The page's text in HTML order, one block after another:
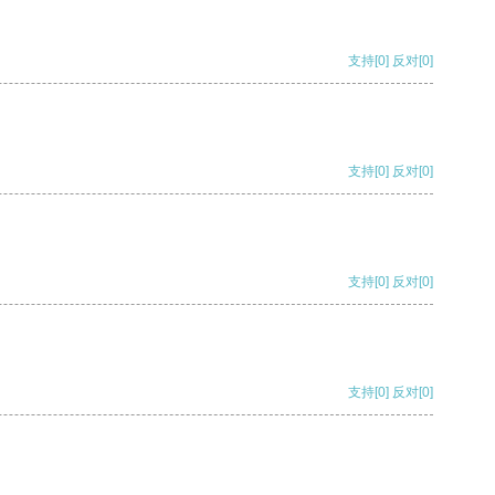
支持[0] 反对[0]
支持[0] 反对[0]
支持[0] 反对[0]
支持[0] 反对[0]